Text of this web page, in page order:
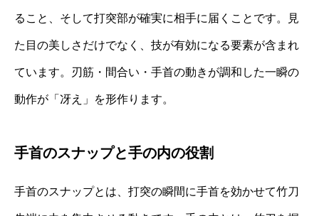
ること、そして打突部が確実に相手に届くことです。見
た目の美しさだけでなく、技が有効になる要素が含まれ
ています。刃筋・間合い・手首の動きが調和した一瞬の
動作が「冴え」を形作ります。
手首のスナップと手の内の役割
手首のスナップとは、打突の瞬間に手首を効かせて竹刀